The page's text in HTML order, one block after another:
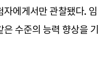
에게서만 관찰됐다. 임
수준의 능력 향상을 기